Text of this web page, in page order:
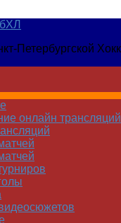
Петербургской
онлайн трансляций